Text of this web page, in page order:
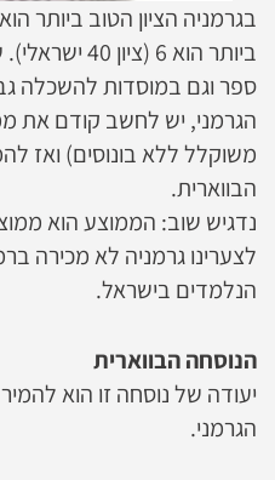
ביותר הוא 6
ספר וגם במוסדות להשכלה
הגרמני, יש לחשב קודם את
משוקלל ללא בונוסים) ואז
הבווארית.
נדגיש שוב: הממוצע הוא
לצערינו גרמניה לא מכירה
הנלמדים בישראל.
הנוסחה הבווארית
יעודה של נוסחה זו הוא להמיר
הגרמני.